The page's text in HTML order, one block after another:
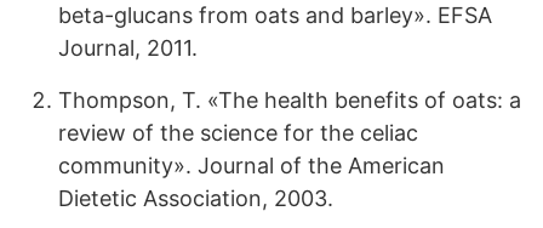
beta-glucans from oats and barley». EFSA
Journal, 2011.
Thompson, T. «The health benefits of oats: a
review of the science for the celiac
community». Journal of the American
Dietetic Association, 2003.